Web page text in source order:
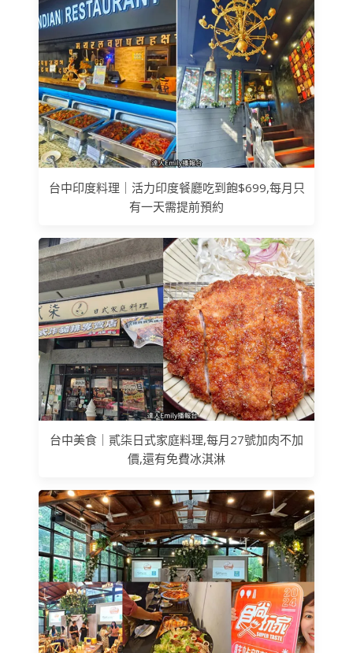
台中印度料理｜活力印度餐廳吃到飽$699,每月只
有一天需提前預約
台中美食｜貳柒日式家庭料理,每月27號加肉不加
價,還有免費冰淇淋